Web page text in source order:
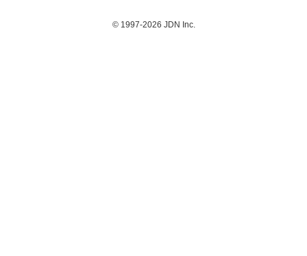
© 1997-2026 JDN Inc.